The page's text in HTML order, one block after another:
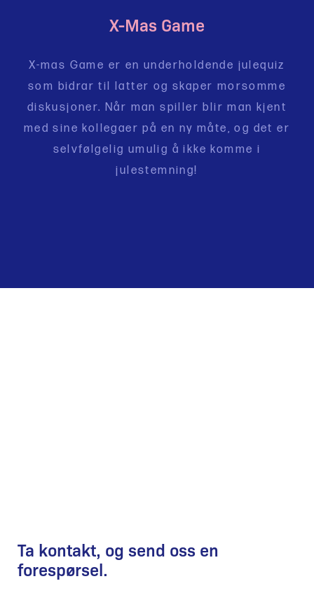
X-Mas Game
X-mas Game er en underholdende julequiz
som bidrar til latter og skaper morsomme
diskusjoner. Når man spiller blir man kjent
med sine kollegaer på en ny måte, og det er
selvfølgelig umulig å ikke komme i
julestemning!
Ta kontakt, og send oss en
forespørsel.